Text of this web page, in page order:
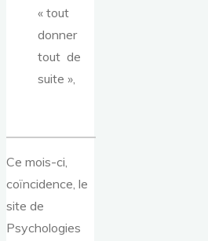
« tout
donner
tout de
suite »,
Ce mois-ci,
coïncidence, le
site de
Psychologies